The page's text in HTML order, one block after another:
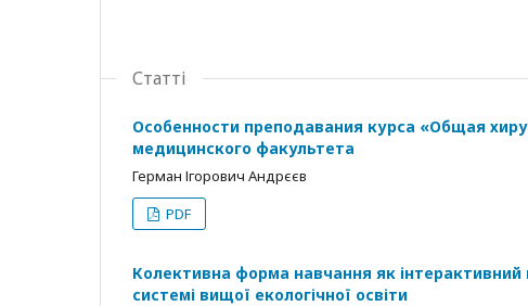
Статті
Особенности преподавания курса «Общая
медицинского факультета
Герман Ігорович Андрєєв
PDF
Колективна форма навчання як інтерактивний
системі вищої екологічної освіти